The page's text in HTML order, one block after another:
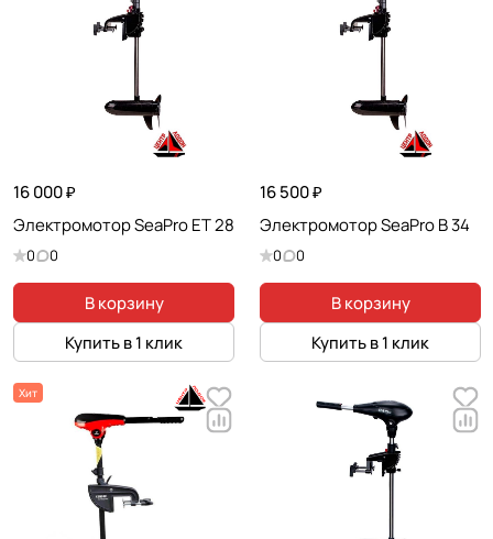
16 000 ₽
Электромотор SeaPro ET 28
0 0
В корзину
Купить в 1 клик
16 500 ₽
Электромотор SeaPro B 34
0 0
В корзину
Купить в 1 клик
Хит